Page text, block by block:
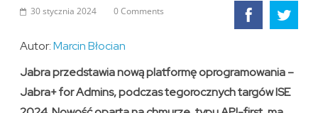
30 stycznia 2024 0 Comments
Autor:Marcin Błocian
Jabra przedstawia nową platformę oprogramowania –
Jabra+ for Admins, podczas tegorocznych targów ISE